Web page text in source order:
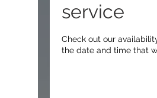
service
Check out our
the date and time that